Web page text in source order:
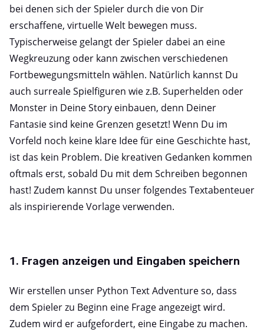
bei denen sich der Spieler durch die von Dir
erschaffene, virtuelle Welt bewegen muss.
Typischerweise gelangt der Spieler dabei an eine
Wegkreuzung oder kann zwischen verschiedenen
Fortbewegungsmitteln wählen. Natürlich kannst Du
auch surreale Spielfiguren wie z.B. Superhelden oder
Monster in Deine Story einbauen, denn Deiner
Fantasie sind keine Grenzen gesetzt! Wenn Du im
Vorfeld noch keine klare Idee für eine Geschichte hast,
ist das kein Problem. Die kreativen Gedanken kommen
oftmals erst, sobald Du mit dem Schreiben begonnen
hast! Zudem kannst Du unser folgendes Textabenteuer
als inspirierende Vorlage verwenden.
1. Fragen anzeigen und Eingaben speichern
Wir erstellen unser Python Text Adventure so, dass
dem Spieler zu Beginn eine Frage angezeigt wird.
Zudem wird er aufgefordert, eine Eingabe zu machen.